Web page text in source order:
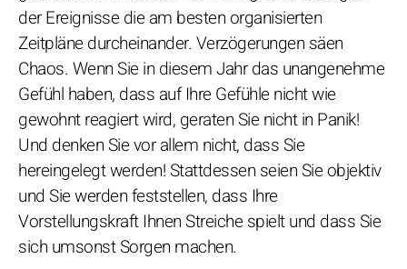
der Ereignisse die am besten organisierten
Zeitpläne durcheinander. Verzögerungen säen
Chaos. Wenn Sie in diesem Jahr das unangenehme
Gefühl haben, dass auf Ihre Gefühle nicht wie
gewohnt reagiert wird, geraten Sie nicht in Panik!
Und denken Sie vor allem nicht, dass Sie
hereingelegt werden! Stattdessen seien Sie objektiv
und Sie werden feststellen, dass Ihre
Vorstellungskraft Ihnen Streiche spielt und dass Sie
sich umsonst Sorgen machen.